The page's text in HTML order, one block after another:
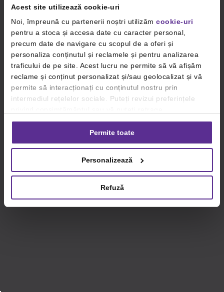
Acest site utilizează cookie-uri
Noi, împreună cu partenerii noștri utilizăm cookie-uri
pentru a stoca și accesa date cu caracter personal,
precum date de navigare cu scopul de a oferi și
personaliza conținutul și reclamele și pentru analizarea
traficului de pe site. Acest lucru ne permite să vă afișăm
reclame și conținut personalizat și/sau geolocalizat și vă
permite să interacționați cu conținutul nostru prin
intermediul rețelelor sociale. Puteți revizui preferințele
consimțământul oricând, făcând click pe linkul către
setările dvs. de cookie-uri.
privind utilizarea modulelor cookie.Detalii
Permite toate
Personalizează
Refuză